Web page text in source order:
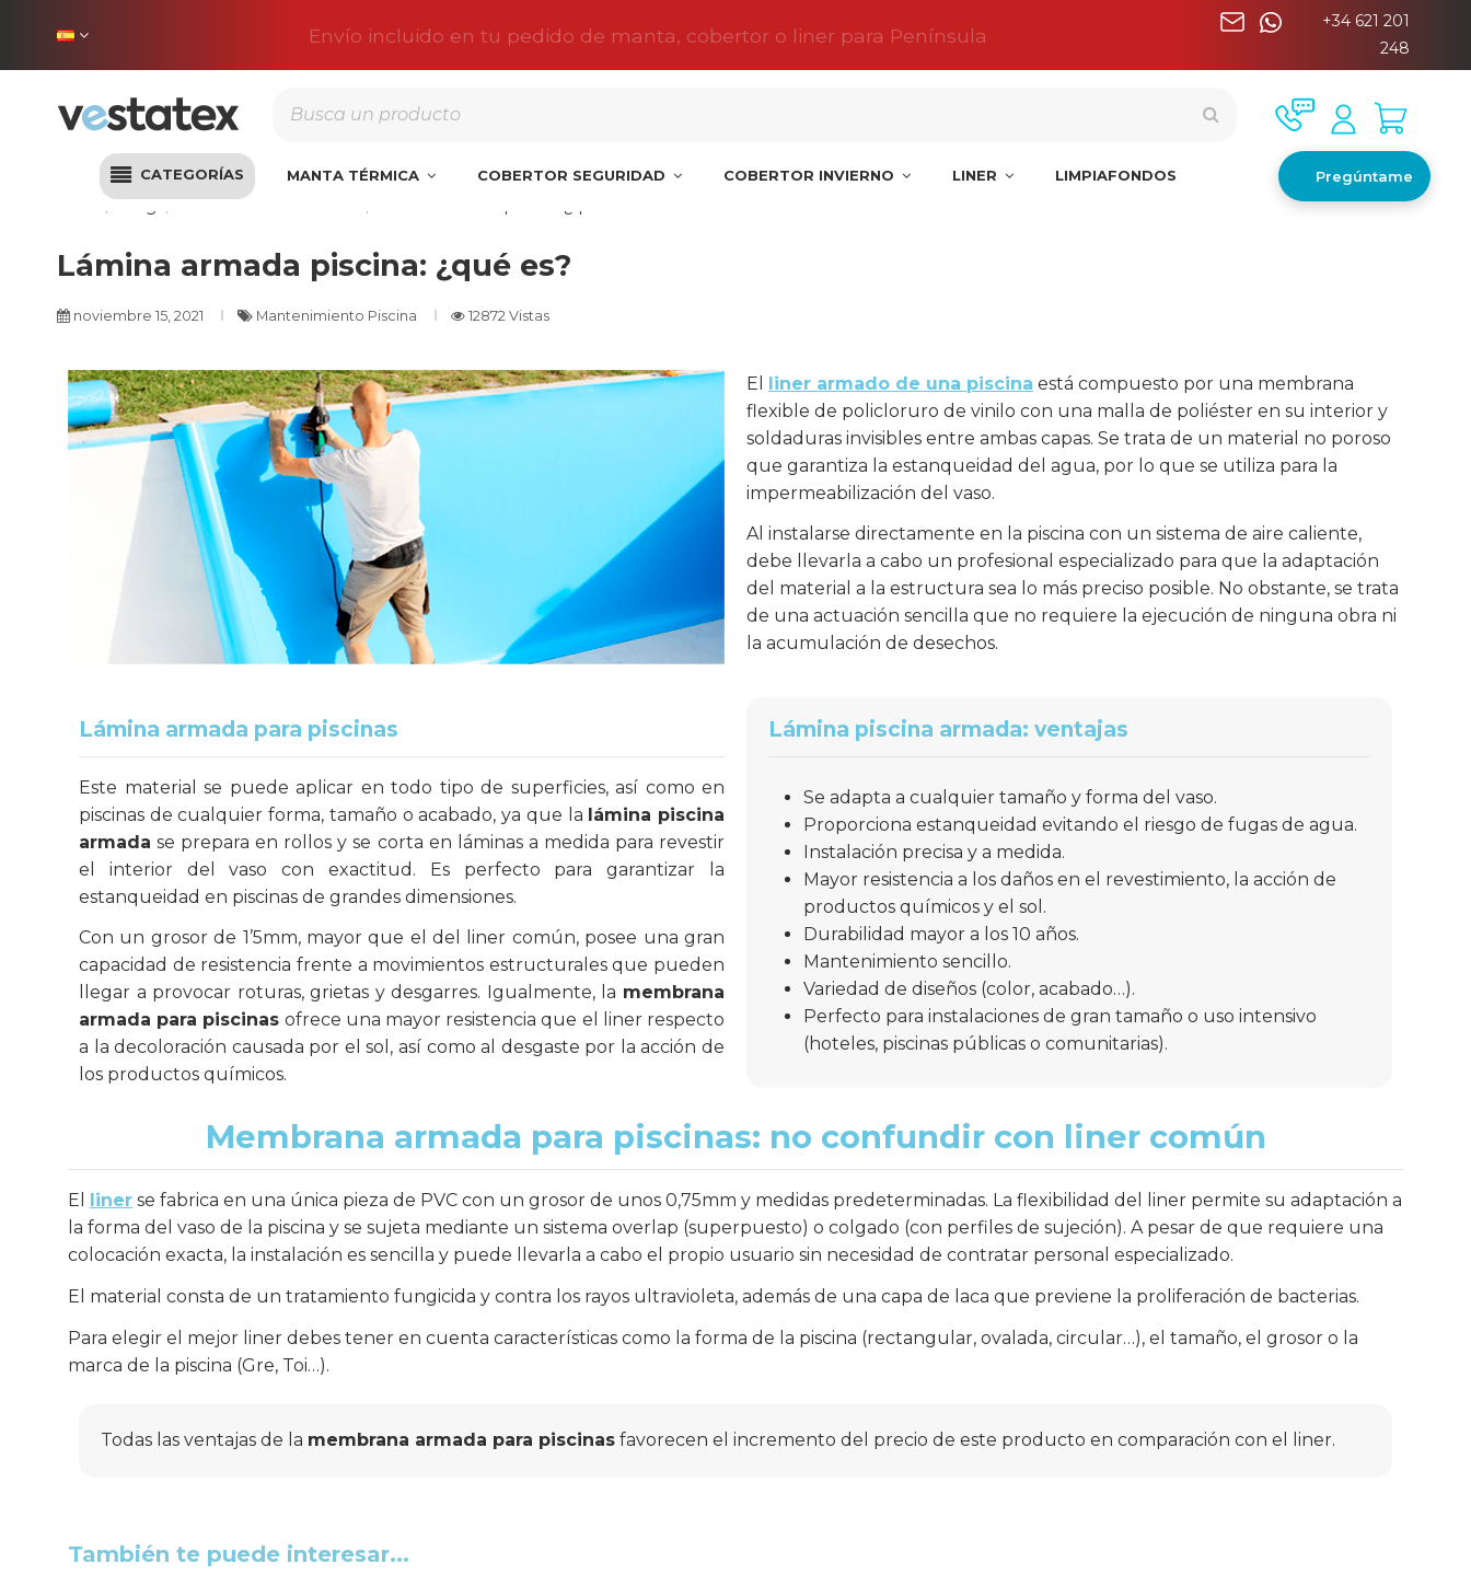
Envío incluido en tu pedido de manta, cobertor o liner para Península
+34 621 201
248
CATEGORÍAS MANTA TÉRMICA COBERTOR SEGURIDAD COBERTOR INVIERNO LINER LIMPIAFONDOS Pregúntame
Blog Mantenimiento Piscina
Lámina armada piscina: ¿qué es?
noviembre 15, 2021 Mantenimiento Piscina 12872 Vistas
El liner armado de una piscina está compuesto por una membrana
flexible de policloruro de vinilo con una malla de poliéster en su interior y
soldaduras invisibles entre ambas capas. Se trata de un material no poroso
que garantiza la estanqueidad del agua, por lo que se utiliza para la
impermeabilización del vaso.
Al instalarse directamente en la piscina con un sistema de aire caliente,
debe llevarla a cabo un profesional especializado para que la adaptación
del material a la estructura sea lo más preciso posible. No obstante, se trata
de una actuación sencilla que no requiere la ejecución de ninguna obra ni
la acumulación de desechos.
Lámina armada para piscinas
Este material se puede aplicar en todo tipo de superficies, así como en
piscinas de cualquier forma, tamaño o acabado, ya que la lámina piscina
armada se prepara en rollos y se corta en láminas a medida para revestir
el interior del vaso con exactitud. Es perfecto para garantizar la
estanqueidad en piscinas de grandes dimensiones.
Con un grosor de 1’5mm, mayor que el del liner común, posee una gran
capacidad de resistencia frente a movimientos estructurales que pueden
llegar a provocar roturas, grietas y desgarres. Igualmente, la membrana
armada para piscinas ofrece una mayor resistencia que el liner respecto
a la decoloración causada por el sol, así como al desgaste por la acción de
los productos químicos.
Lámina piscina armada: ventajas
Se adapta a cualquier tamaño y forma del vaso.
Proporciona estanqueidad evitando el riesgo de fugas de agua.
Instalación precisa y a medida.
Mayor resistencia a los daños en el revestimiento, la acción de
productos químicos y el sol.
Durabilidad mayor a los 10 años.
Mantenimiento sencillo.
Variedad de diseños (color, acabado…).
Perfecto para instalaciones de gran tamaño o uso intensivo
(hoteles, piscinas públicas o comunitarias).
Membrana armada para piscinas: no confundir con liner común
El liner se fabrica en una única pieza de PVC con un grosor de unos 0,75mm y medidas predeterminadas. La flexibilidad del liner permite su adaptación a
la forma del vaso de la piscina y se sujeta mediante un sistema overlap (superpuesto) o colgado (con perfiles de sujeción). A pesar de que requiere una
colocación exacta, la instalación es sencilla y puede llevarla a cabo el propio usuario sin necesidad de contratar personal especializado.
El material consta de un tratamiento fungicida y contra los rayos ultravioleta, además de una capa de laca que previene la proliferación de bacterias.
Para elegir el mejor liner debes tener en cuenta características como la forma de la piscina (rectangular, ovalada, circular…), el tamaño, el grosor o la
marca de la piscina (Gre, Toi…).
Todas las ventajas de la membrana armada para piscinas favorecen el incremento del precio de este producto en comparación con el liner.
También te puede interesar...